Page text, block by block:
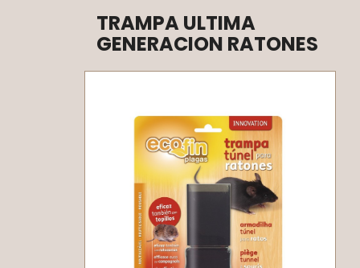
TRAMPA ULTIMA
GENERACION RATONES